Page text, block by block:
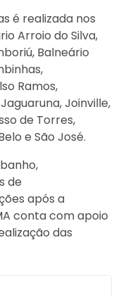
é realizada nos
Arroio do Silva,
Balneário
Ramos,
Joinville,
de Torres,
e São José.
de
após a
conta com apoio
das